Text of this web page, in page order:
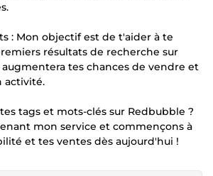
: Mon objectif est de t'aider à te
résultats de recherche sur
tes chances de vendre et
activité.
tags et mots-clés sur Redbubble ?
mon service et commençons à
et tes ventes dès aujourd'hui !